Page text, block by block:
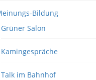
Bildung
Grüner Salon
Kamingespräche
Talk im Bahnhof